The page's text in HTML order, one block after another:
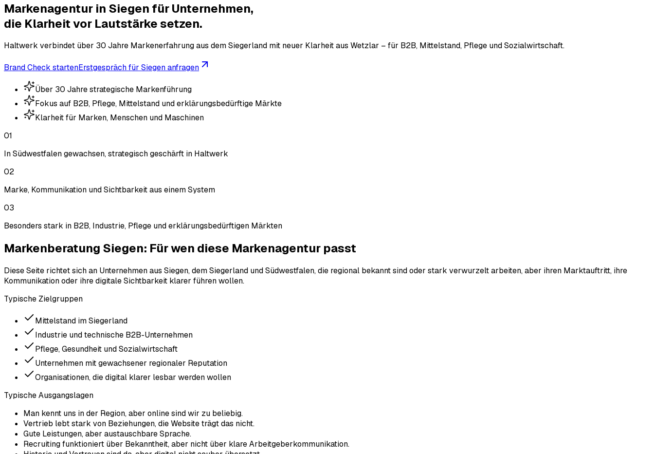
Markenagentur in Siegen für Unternehmen,
die Klarheit vor Lautstärke setzen.
Haltwerk verbindet über 30 Jahre Markenerfahrung aus dem Siegerland mit neuer Klarheit aus Wetzlar – für B2B, Mittelstand, Pflege und Sozialwirtschaft.
Brand Check startenErstgespräch für Siegen anfragen
Über 30 Jahre strategische Markenführung
Fokus auf B2B, Pflege, Mittelstand und erklärungsbedürftige Märkte
Klarheit für Marken, Menschen und Maschinen
01
In Südwestfalen gewachsen, strategisch geschärft in Haltwerk
02
Marke, Kommunikation und Sichtbarkeit aus einem System
03
Besonders stark in B2B, Industrie, Pflege und erklärungsbedürftigen Märkten
Markenberatung Siegen: Für wen diese Markenagentur passt
Diese Seite richtet sich an Unternehmen aus Siegen, dem Siegerland und Südwestfalen, die regional bekannt sind oder stark verwurzelt arbeiten, aber ihren Marktauftritt, ihre
Kommunikation oder ihre digitale Sichtbarkeit klarer führen wollen.
Typische Zielgruppen
Mittelstand im Siegerland
Industrie und technische B2B-Unternehmen
Pflege, Gesundheit und Sozialwirtschaft
Unternehmen mit gewachsener regionaler Reputation
Organisationen, die digital klarer lesbar werden wollen
Typische Ausgangslagen
Man kennt uns in der Region, aber online sind wir zu beliebig.
Vertrieb lebt stark von Beziehungen, die Website trägt das nicht.
Gute Leistungen, aber austauschbare Sprache.
Recruiting funktioniert über Bekanntheit, aber nicht über klare Arbeitgeberkommunikation.